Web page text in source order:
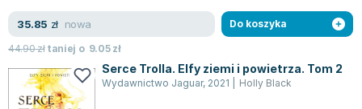
Jarosław Iwaszkiewicz
Joseph Murphy
Jan Sztaudynger
Aleksander Puszkin
Oscar Wilde
35.85 zł nowa
44.90złtaniej o 9.05zł
Do koszyka
Serce Trolla. Elfy ziemi i powietrza. Tom 2
Wydawnictwo Jaguar, 2021 Holly Black